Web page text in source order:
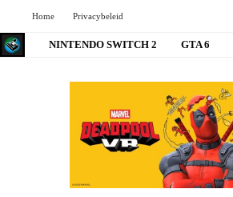
Home Privacybeleid
NINTENDO SWITCH 2 GTA 6